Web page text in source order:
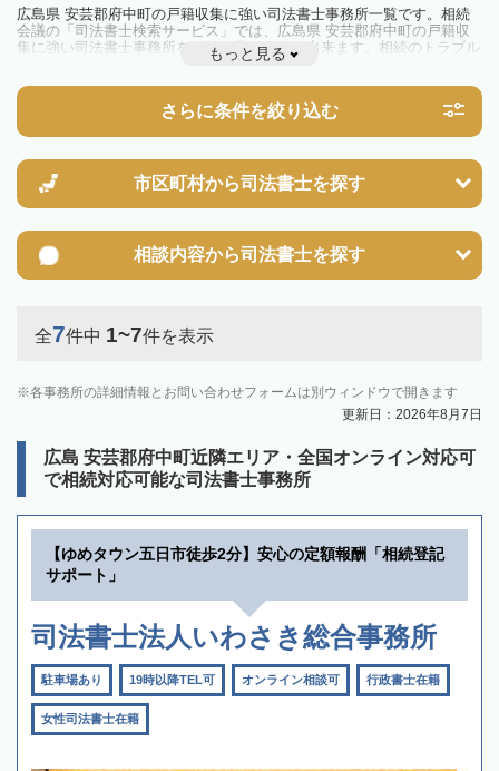
広島県 安芸郡府中町の戸籍収集に強い司法書士事務所一覧です。相続
会議の「司法書士検索サービス」では、広島県 安芸郡府中町の戸籍収
集に強い司法書士事務所を一覧で見ることが出来ます。相続のトラブル
やお悩みを抱えている方は一度近隣の司法書士に相談してみましょう。
もっと見る
さらに条件を絞り込む
市区町村から司法書士を探す
相談内容から司法書士を探す
全7件中 1~7件を表示
各事務所の詳細情報とお問い合わせフォームは別ウィンドウで開きます
更新日：2026年8月7日
広島 安芸郡府中町近隣エリア・全国オンライン対応可
で相続対応可能な司法書士事務所
【ゆめタウン五日市徒歩2分】安心の定額報酬「相続登記
サポート」
司法書士法人いわさき総合事務所
駐車場あり 19時以降TEL可 オンライン相談可 行政書士在籍
女性司法書士在籍